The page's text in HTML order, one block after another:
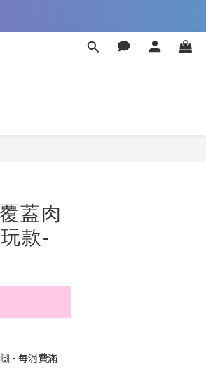
蓋肉
款-
- 每消費滿